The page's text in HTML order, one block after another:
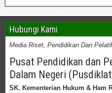
Hubungi Kami
Media Riset, Pendidikan Dan
Pusat Pendidikan dan
Dalam Negeri
SK. Kementerian Hukum & Ham